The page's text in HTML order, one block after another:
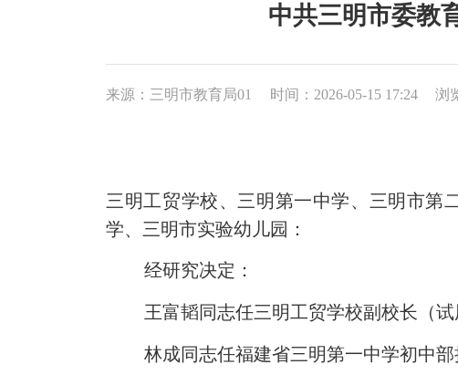
中共三明市委教
来源：三明市教育局01 时间：2026-05-15 17:24 浏
三明工贸学校、三明第一中学、三明市第
学、 三明市实验幼儿园 ：
经研究决定：
王富韬同志任三明工贸学校副校长 （
林成同志任福建省三明第一中学初中